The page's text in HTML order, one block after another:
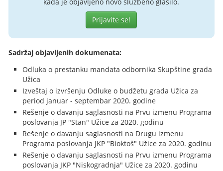
Prijavite se!
Sadržaj objavljenih dokumenata:
Odluka o prestanku mandata odbornika Skupštine grada
Užica
Izveštaj o izvršenju Odluke o budžetu grada Užica za
period januar - septembar 2020. godine
Rešenje o davanju saglasnosti na Prvu izmenu Programa
poslovanja JP "Stan" Užice za 2020. godinu
Rešenje o davanju saglasnosti na Drugu izmenu
Programa poslovanja JKP "Bioktoš" Užice za 2020. godinu
Rešenje o davanju saglasnosti na Prvu izmenu Programa
poslovanja JKP "Niskogradnja" Užice za 2020. godinu